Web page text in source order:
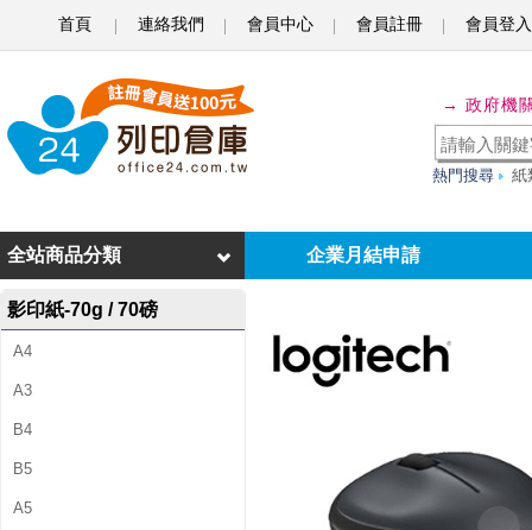
首頁 連絡我們 會員中心 會員註冊 會員登入
g
t
e
c
h
羅
技
M
2
→ 政府機
熱門搜尋 紙
企業月結申請
全站商品分類
影印紙-70g / 70磅
A4
A3
B4
B5
A5